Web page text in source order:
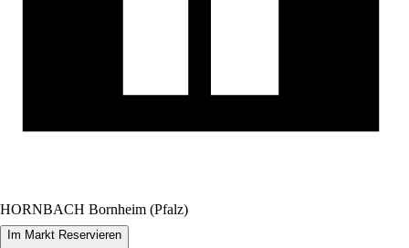
HORNBACH Bornheim (Pfalz)
Im Markt Reservieren